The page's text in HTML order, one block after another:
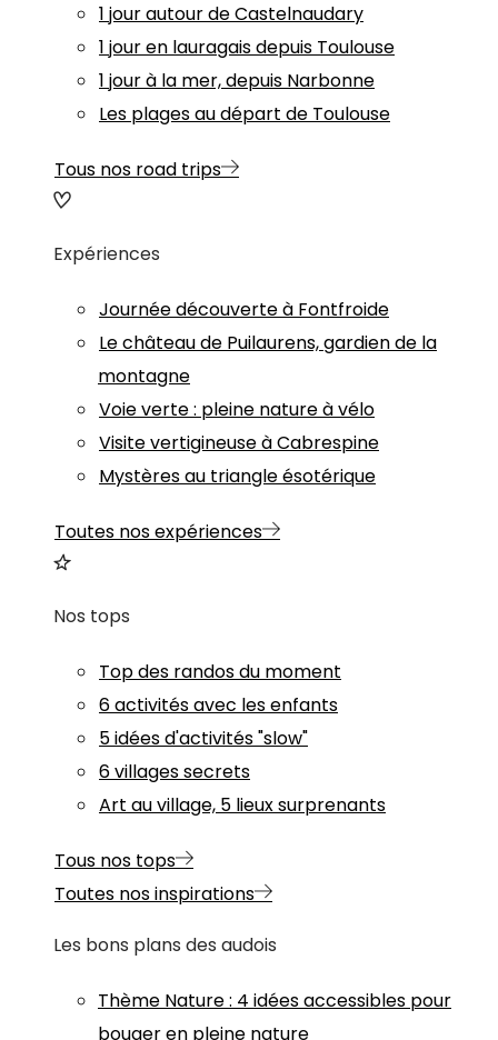
1 jour autour de Castelnaudary
1 jour en lauragais depuis Toulouse
1 jour à la mer, depuis Narbonne
Les plages au départ de Toulouse
Tous nos road trips
Expériences
Journée découverte à Fontfroide
Le château de Puilaurens, gardien de la
montagne
Voie verte : pleine nature à vélo
Visite vertigineuse à Cabrespine
Mystères au triangle ésotérique
Toutes nos expériences
Nos tops
Top des randos du moment
6 activités avec les enfants
5 idées d'activités "slow"
6 villages secrets
Art au village, 5 lieux surprenants
Tous nos tops
Toutes nos inspirations
Les bons plans des audois
Thème Nature: 4 idées accessibles pour
bouger en pleine nature